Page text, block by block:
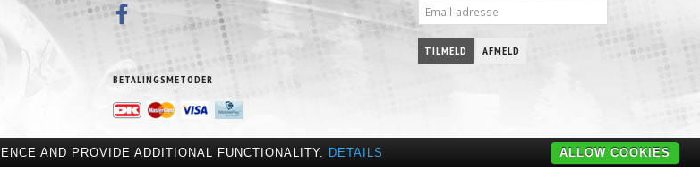
BETALINGSMETODER
ADRESSE
TILMELD AFMELD
AND PROVIDE ADDITIONAL FUNCTIONALITY. DETAILS ALLOW COOKIES